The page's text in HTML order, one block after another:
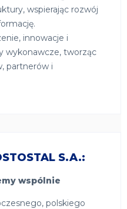
wspierając rozwój
innowacje i
wykonawcze, tworząc
partnerów i
S.A.:
wspólnie
polskiego